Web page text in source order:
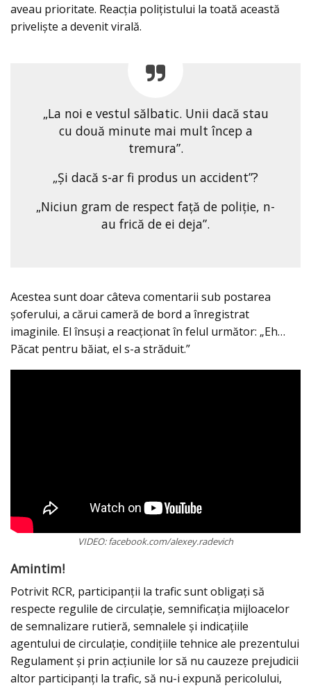
aveau prioritate. Reacția polițistului la toată această
priveliște a devenit virală.
„La noi e vestul sălbatic. Unii dacă stau
cu două minute mai mult încep a
tremura”.
„Și dacă s-ar fi produs un accident”?
„Niciun gram de respect față de poliție, n-
au frică de ei deja”.
Acestea sunt doar câteva comentarii sub postarea
șoferului, a cărui cameră de bord a înregistrat
imaginile. El însuși a reacționat în felul următor: „Eh…
Păcat pentru băiat, el s-a străduit.”
VIDEO: facebook.com/alexey.radevich
Amintim!
Potrivit RCR, participanţii la trafic sunt obligaţi să
respecte regulile de circulaţie, semnificaţia mijloacelor
de semnalizare rutieră, semnalele şi indicaţiile
agentului de circulaţie, condiţiile tehnice ale prezentului
Regulament şi prin acţiunile lor să nu cauzeze prejudicii
altor participanţi la trafic, să nu-i expună pericolului,